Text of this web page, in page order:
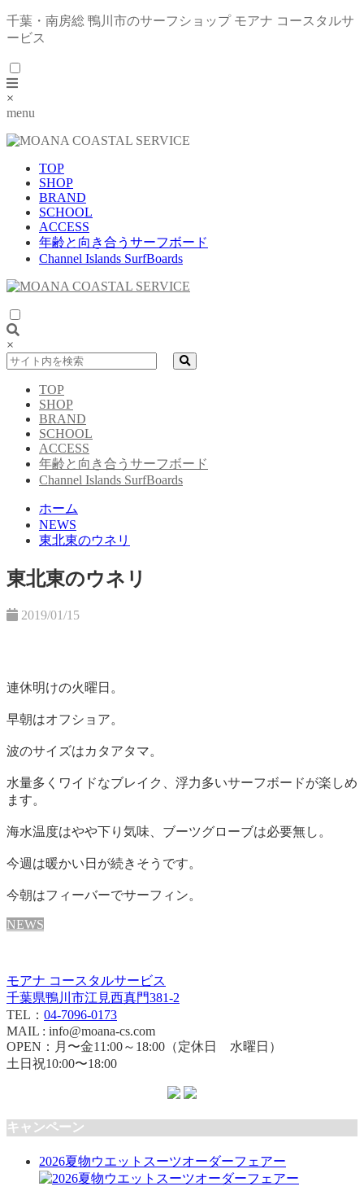
千葉・南房総 鴨川市のサーフショップ モアナ コースタルサ
ービス
×
menu
TOP
SHOP
BRAND
SCHOOL
ACCESS
年齢と向き合うサーフボード
Channel Islands SurfBoards
×
TOP
SHOP
BRAND
SCHOOL
ACCESS
年齢と向き合うサーフボード
Channel Islands SurfBoards
ホーム
NEWS
東北東のウネリ
東北東のウネリ
2019/01/15
連休明けの火曜日。
早朝はオフショア。
波のサイズはカタアタマ。
水量多くワイドなブレイク、浮力多いサーフボードが楽しめ
ます。
海水温度はやや下り気味、ブーツグローブは必要無し。
今週は暖かい日が続きそうです。
今朝はフィーバーでサーフィン。
NEWS
モアナ コースタルサービス
千葉県鴨川市江見西真門381-2
TEL： 04-7096-0173
MAIL : info@moana-cs.com
OPEN：月〜金11:00～18:00（定休日 水曜日）
土日祝10:00〜18:00
キャンペーン
2026夏物ウエットスーツオーダーフェアー